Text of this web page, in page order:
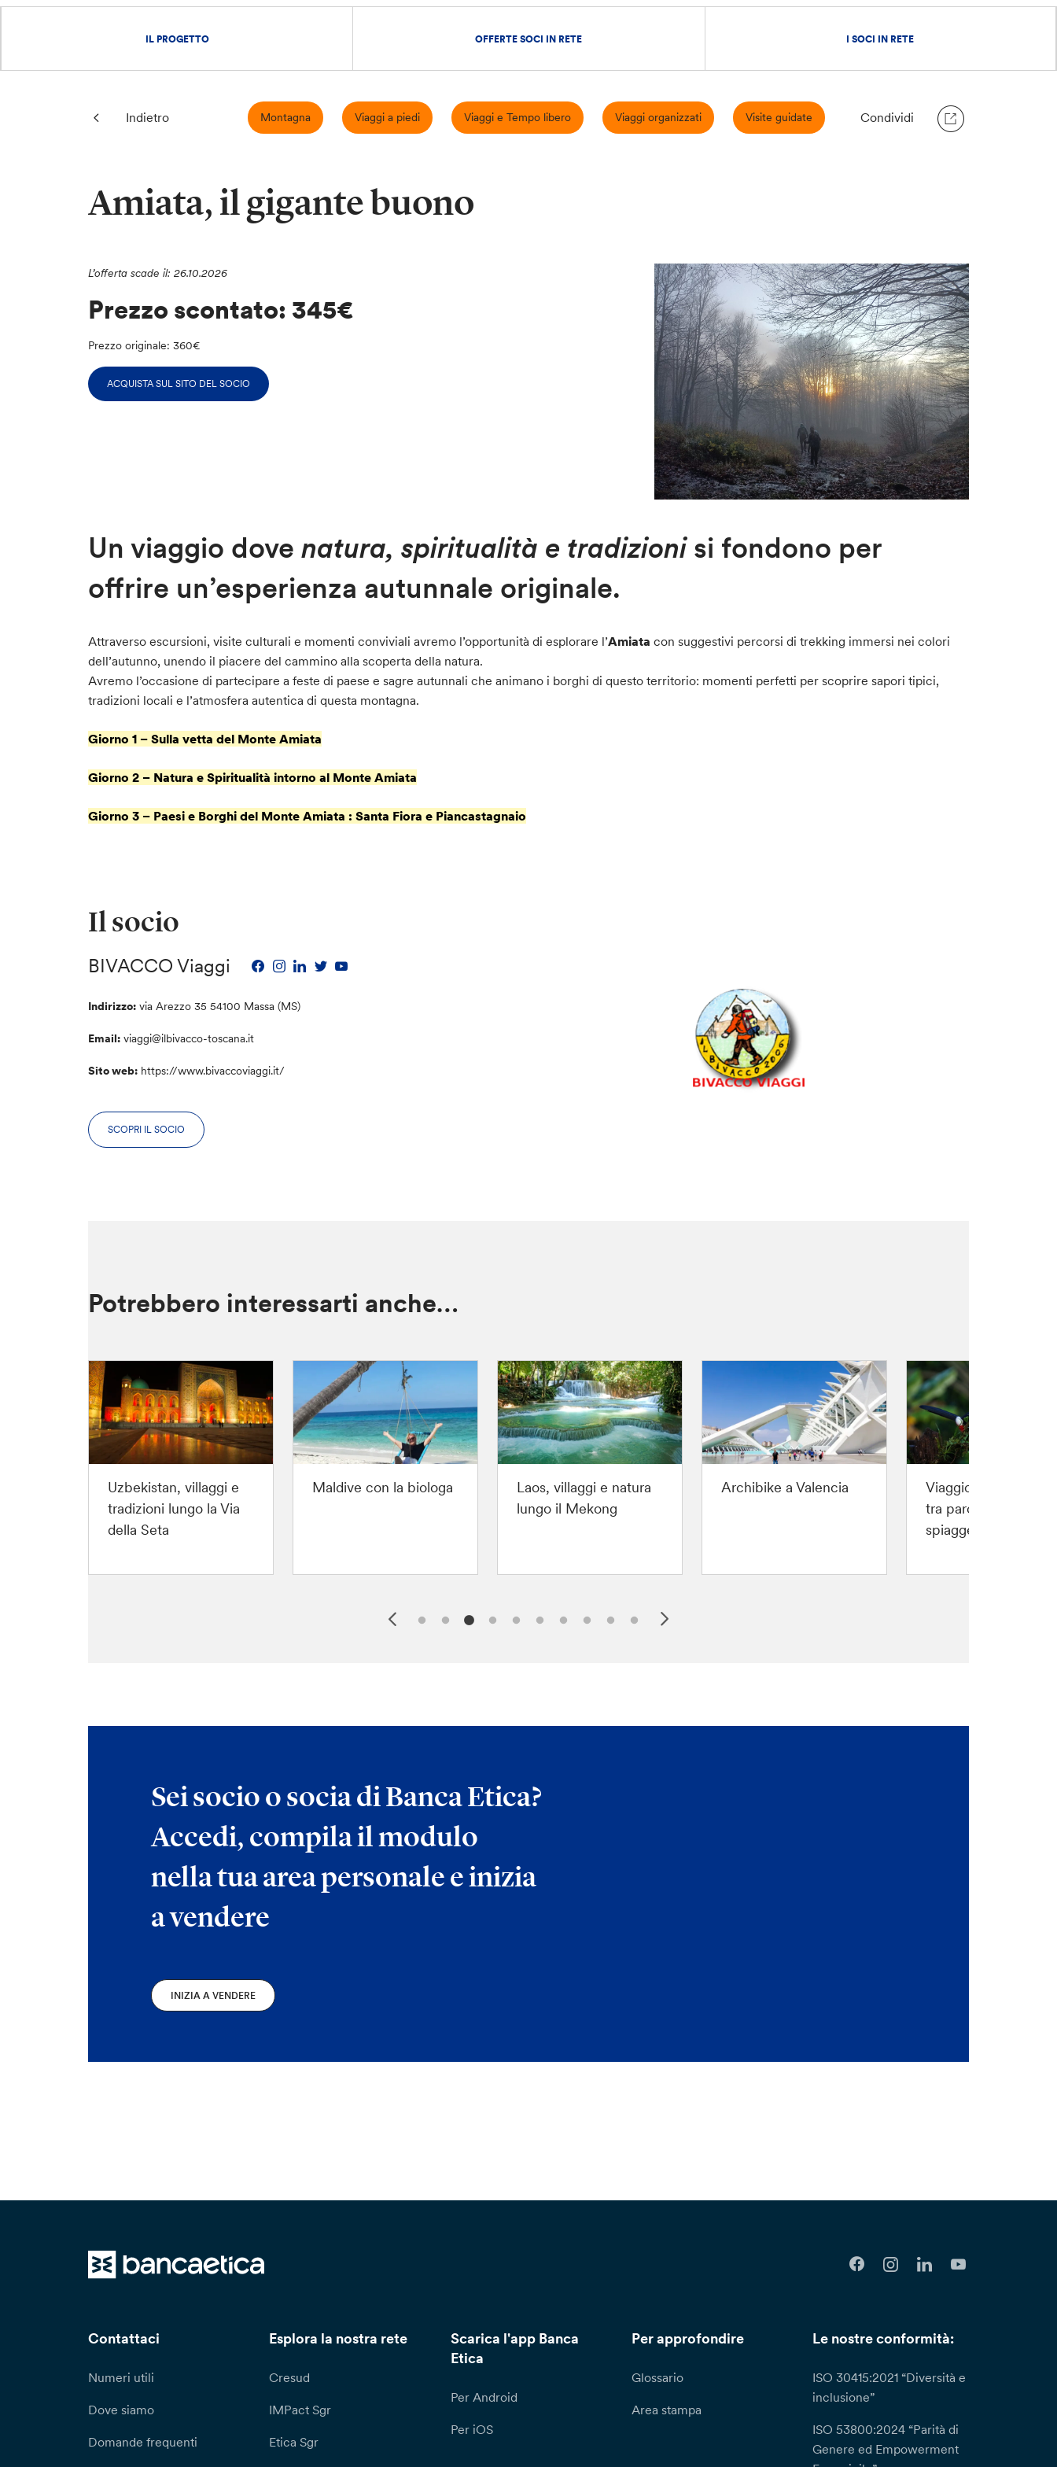
IL PROGETTO OFFERTE SOCI IN RETE I SOCI IN RETE
Indietro Montagna Viaggi a piedi Viaggi e Tempo libero Viaggi organizzati Visite guidate Condividi
Amiata, il gigante buono
L’offerta scade il: 26.10.2026
Prezzo scontato: 345€
Prezzo originale: 360€
ACQUISTA SUL SITO DEL SOCIO
Un viaggio dovenatura, spiritualità e tradizioni si fondono per
offrire un’esperienza autunnale originale.
Attraverso escursioni, visite culturali e momenti conviviali avremo l’opportunità di esplorare l’Amiata con suggestivi percorsi di trekking immersi nei colori
dell’autunno, unendo il piacere del cammino alla scoperta della natura.
Avremo l’occasione di partecipare a feste di paese e sagre autunnali che animano i borghi di questo territorio: momenti perfetti per scoprire sapori tipici,
tradizioni locali e l’atmosfera autentica di questa montagna.
Giorno 1 – Sulla vetta del Monte Amiata
Giorno 2 – Natura e Spiritualità intorno al Monte Amiata
Giorno 3 – Paesi e Borghi del Monte Amiata : Santa Fiora e Piancastagnaio
Il socio
BIVACCO Viaggi
Indirizzo: via Arezzo 35 54100 Massa (MS)
Email: viaggi@ilbivacco-toscana.it
Sito web: https://www.bivaccoviaggi.it/
SCOPRI IL SOCIO
Potrebbero interessarti anche…
Uzbekistan, villaggi e
tradizioni lungo la Via
della Seta
Maldive con la biologa
Laos, villaggi e natura
lungo il Mekong
Archibike a Valencia
Viaggio in Costarica,
tra parchi nazionali e
spiagge
Sei socio o socia di Banca Etica?
Accedi, compila il modulo
nella tua area personale e inizia
a vendere
INIZIA A VENDERE
Contattaci
Numeri utili
Dove siamo
Domande frequenti
Esplora la nostra rete
Cresud
IMPact Sgr
Etica Sgr
Scarica l'app Banca
Etica
Per Android
Per iOS
Per approfondire
Glossario
Area stampa
Le nostre conformità:
ISO 30415:2021 “Diversità e
inclusione”
ISO 53800:2024 “Parità di
Genere ed Empowerment